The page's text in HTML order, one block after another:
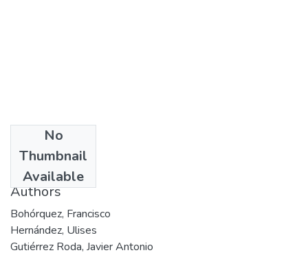
No
Thumbnail
Available
2004-10
Authors
Bohórquez, Francisco
Hernández, Ulises
Gutiérrez Roda, Javier Antonio